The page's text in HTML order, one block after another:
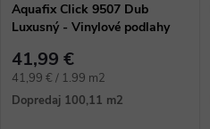
Aquafix Click 9507 Dub
Luxusný - Vinylové podlahy
41,99 €
Jednotková
cena:
41,99 € / 1.99 m2
Dopredaj 100,11 m2